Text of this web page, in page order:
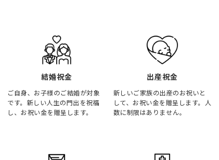
結婚祝金
ご自身、お子様のご結婚が対象
です。新しい人生の門出を祝福
し、お祝い金を贈呈します。
出産祝金
新しいご家族の出産のお祝いと
して、お祝い金を贈呈します。人
数に制限はありません。